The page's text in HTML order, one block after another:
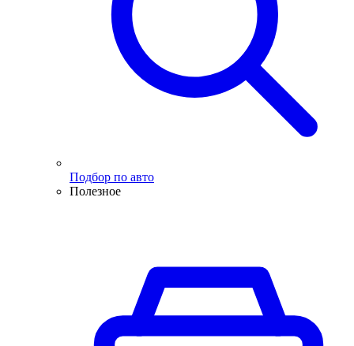
Подбор по авто
Полезное